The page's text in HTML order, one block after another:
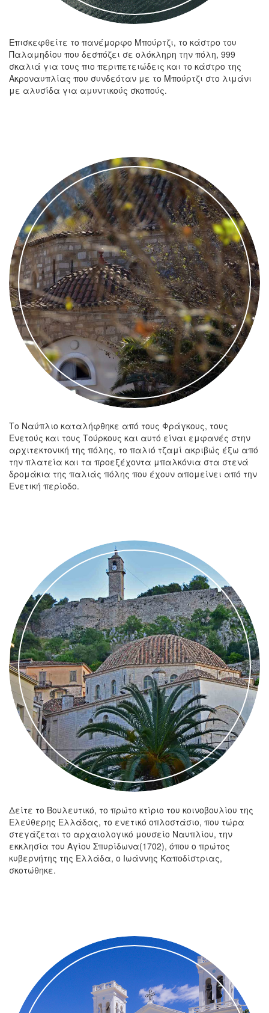
Επισκεφθείτε το πανέμορφο Μπούρτζι, το κάστρο του
Παλαμηδίου που δεσπόζει σε ολόκληρη την πόλη, 999
σκαλιά για τους πιο περιπετειώδεις και το κάστρο της
Ακροναυπλίας που συνδεόταν με το Μπούρτζι στο λιμάνι
με αλυσίδα για αμυντικούς σκοπούς.
Το Ναύπλιο καταλήφθηκε από τους Φράγκους, τους
Ενετούς και τους Τούρκους και αυτό είναι εμφανές στην
αρχιτεκτονική της πόλης, το παλιό τζαμί ακριβώς έξω από
την πλατεία και τα προεξέχοντα μπαλκόνια στα στενά
δρομάκια της παλιάς πόλης που έχουν απομείνει από την
Ενετική περίοδο.
Δείτε το Βουλευτικό, το πρώτο κτίριο του κοινοβουλίου της
Ελεύθερης Ελλάδας, το ενετικό οπλοστάσιο, που τώρα
στεγάζεται το αρχαιολογικό μουσείο Ναυπλίου, την
εκκλησία του Αγίου Σπυρίδωνα(1702), όπου ο πρώτος
κυβερνήτης της Ελλάδα, ο Ιωάννης Καποδίστριας,
σκοτώθηκε.